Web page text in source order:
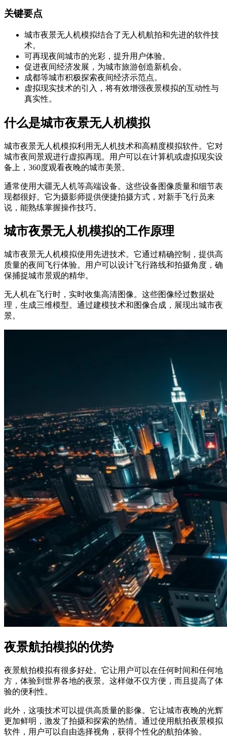
关键要点
城市夜景无人机模拟结合了无人机航拍和先进的软件技
术。
可再现夜间城市的光彩，提升用户体验。
促进夜间经济发展，为城市旅游创造新机会。
成都等城市积极探索夜间经济示范点。
虚拟现实技术的引入，将有效增强夜景模拟的互动性与
真实性。
什么是城市夜景无人机模拟
城市夜景无人机模拟利用无人机技术和高精度模拟软件。它对
城市夜间景观进行虚拟再现。用户可以在计算机或虚拟现实设
备上，360度观看夜晚的城市美景。
通常使用大疆无人机等高端设备。这些设备图像质量和细节表
现都很好。它为摄影师提供便捷拍摄方式，对新手飞行员来
说，能熟练掌握操作技巧。
城市夜景无人机模拟的工作原理
城市夜景无人机模拟使用先进技术。它通过精确控制，提供高
质量的夜间飞行体验。用户可以设计飞行路线和拍摄角度，确
保捕捉城市景观的精华。
无人机在飞行时，实时收集高清图像。这些图像经过数据处
理，生成三维模型。通过建模技术和图像合成，展现出城市夜
景。
夜景航拍模拟的优势
夜景航拍模拟有很多好处。它让用户可以在任何时间和任何地
方，体验到世界各地的夜景。这样做不仅方便，而且提高了体
验的便利性。
此外，这项技术可以提供高质量的影像。它让城市夜晚的光辉
更加鲜明，激发了拍摄和探索的热情。通过使用航拍夜景模拟
软件，用户可以自由选择视角，获得个性化的航拍体验。